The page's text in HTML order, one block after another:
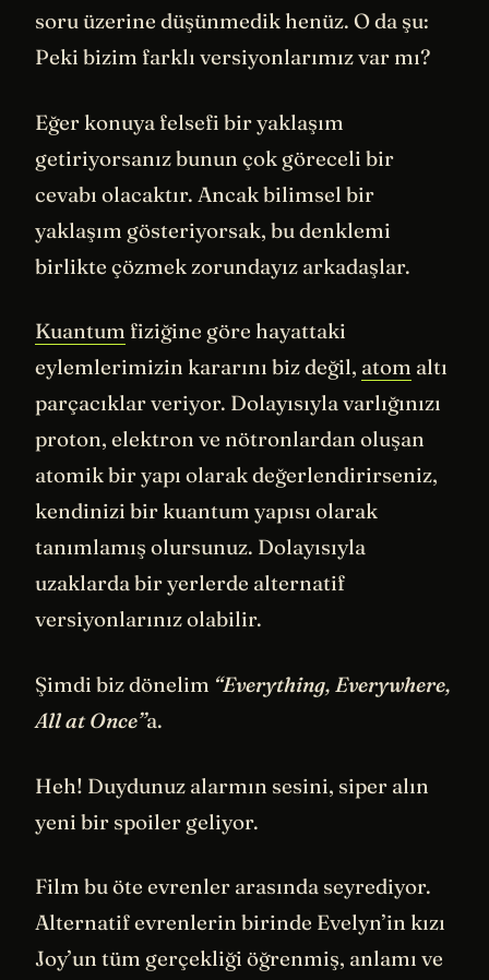
soru üzerine düşünmedik henüz. O da şu:
Peki bizim farklı versiyonlarımız var mı?
Eğer konuya felsefi bir yaklaşım
getiriyorsanız bunun çok göreceli bir
cevabı olacaktır. Ancak bilimsel bir
yaklaşım gösteriyorsak, bu denklemi
birlikte çözmek zorundayız arkadaşlar.
Kuantum fiziğine göre hayattaki
eylemlerimizin kararını biz değil, atom altı
parçacıklar veriyor. Dolayısıyla varlığınızı
proton, elektron ve nötronlardan oluşan
atomik bir yapı olarak değerlendirirseniz,
kendinizi bir kuantum yapısı olarak
tanımlamış olursunuz. Dolayısıyla
uzaklarda bir yerlerde alternatif
versiyonlarınız olabilir.
Şimdi biz dönelim “Everything, Everywhere,
All at Once”a.
Heh! Duydunuz alarmın sesini, siper alın
yeni bir spoiler geliyor.
Film bu öte evrenler arasında seyrediyor.
Alternatif evrenlerin birinde Evelyn’in kızı
Joy’un tüm gerçekliği öğrenmiş, anlamı ve